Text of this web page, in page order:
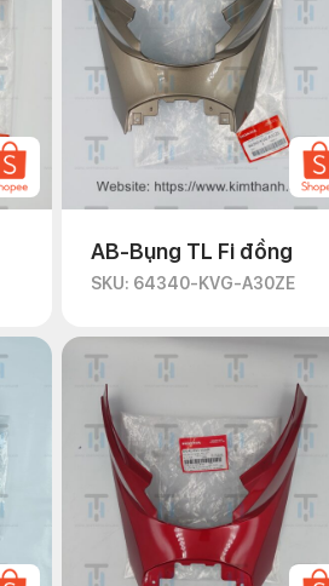
AB-Bụng TL Fi đồng
SKU: 64340-KVG-A30ZE